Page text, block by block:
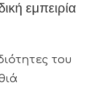
εμπειρία
του